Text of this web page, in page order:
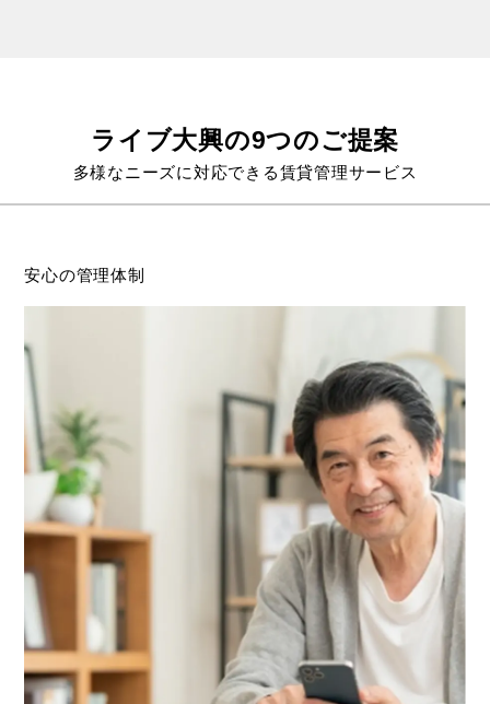
ライブ大興の9つのご提案
多様なニーズに対応できる賃貸管理サービス
安心の管理体制